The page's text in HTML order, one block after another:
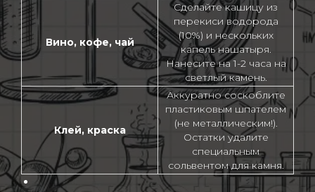
Вино, кофе, чай
Сделайте кашицу из
перекиси водорода
(10%) и нескольких
капель нашатыря.
Нанесите на 1-2 часа на
светлый камень.
Клей, краска
Аккуратно соскоблите
пластиковым шпателем
(не металлическим!).
Остатки удалите
специальным
сольвентом для камня.